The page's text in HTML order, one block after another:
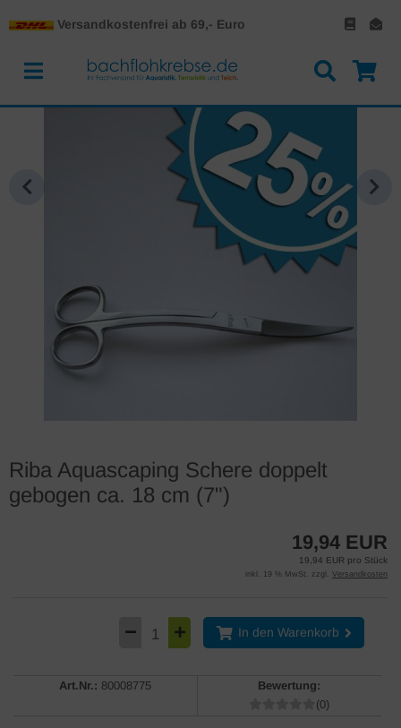
Versandkostenfrei ab 69,- Euro
Riba Aquascaping Schere doppelt
gebogen ca. 18 cm (7")
19,94 EUR
19,94 EUR pro Stück
inkl. 19 % MwSt. zzgl. Versandkosten
In den Warenkorb
Art.Nr.: 80008775
Bewertung:
(0)